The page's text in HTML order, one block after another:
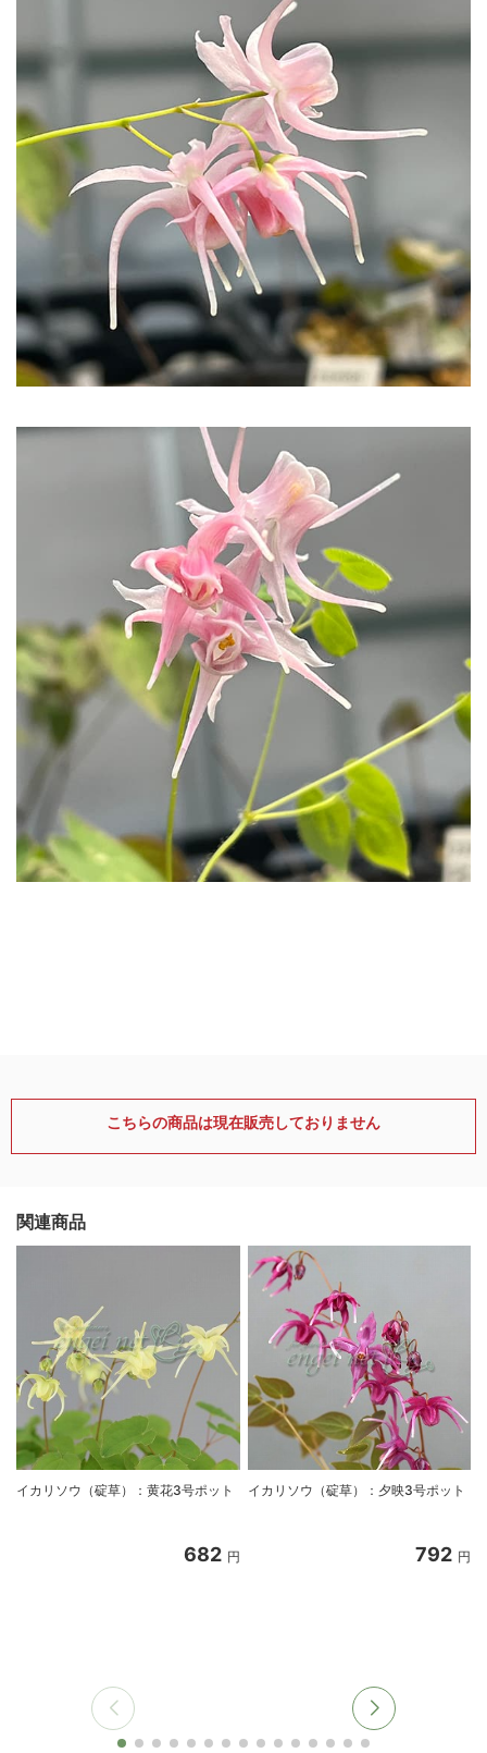
こちらの商品は現在販売しておりません
関連商品
イカリソウ（碇草）：黄花3号ポット
682 円
イカリソウ（碇草）：夕映3号ポット
792 円